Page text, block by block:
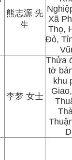
熊志源 先
生
Xã
Thọ,
Đỏ,
李梦 女士
Thửa
tờ
khu